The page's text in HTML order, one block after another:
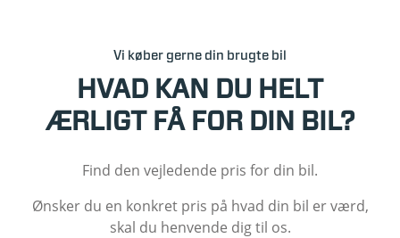
Vi køber gerne din brugte bil
HVAD KAN DU HELT
ÆRLIGT FÅ FOR DIN BIL?
Find den vejledende pris for din bil.
Ønsker du en konkret pris på hvad din bil er værd,
skal du henvende dig til os.